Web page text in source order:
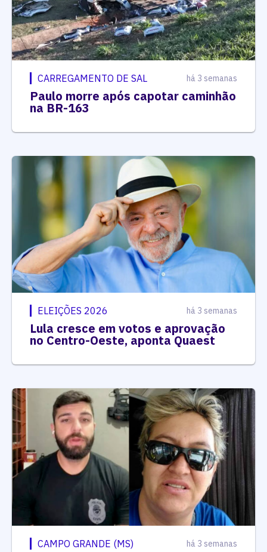
CARREGAMENTO DE SAL há 3 semanas
Paulo morre após capotar caminhão
na BR-163
ELEIÇÕES 2026 há 3 semanas
Lula cresce em votos e aprovação
no Centro-Oeste, aponta Quaest
CAMPO GRANDE (MS) há 3 semanas